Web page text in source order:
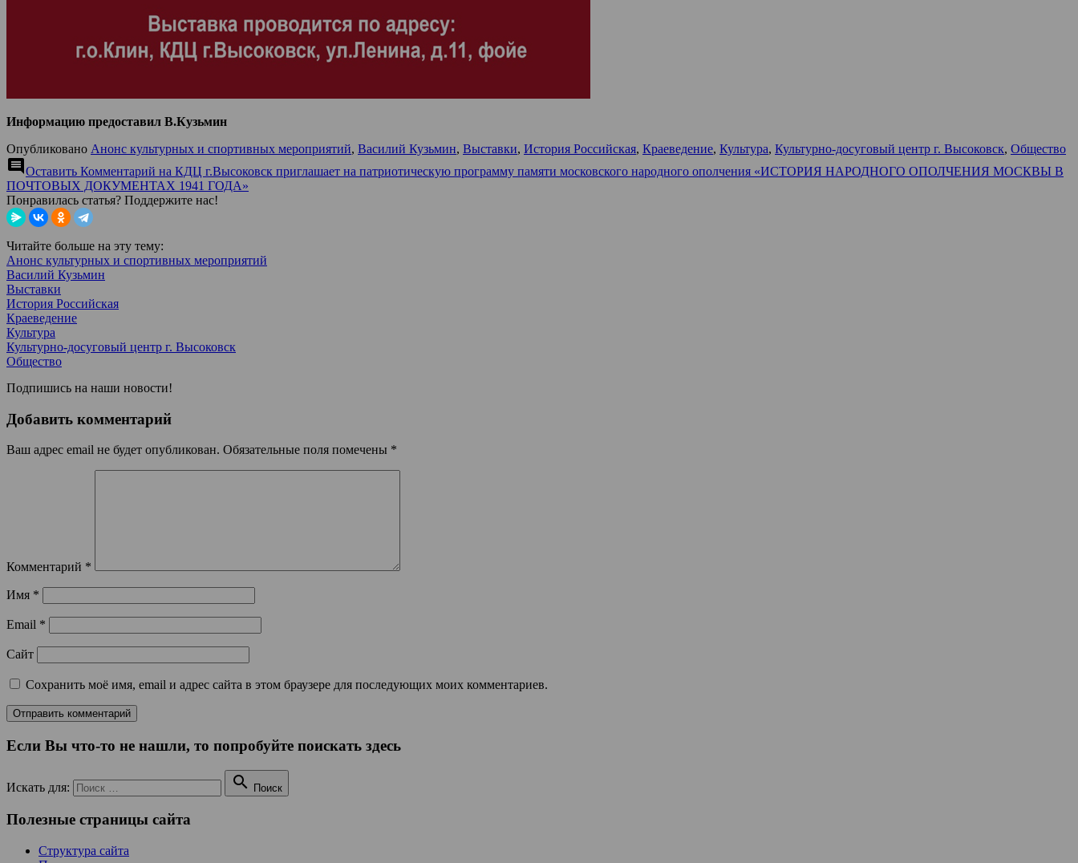
Информацию предоставил В.Кузьмин
Опубликовано Анонс культурных и спортивных мероприятий, Василий Кузьмин, Выставки, История Российская, Краеведение, Культура, Культурно-досуговый центр г. Высоковск, Общество
comment Оставить Комментарий на КДЦ г.Высоковск приглашает на патриотическую программу памяти московского народного ополчения «ИСТОРИЯ НАРОДНОГО ОПОЛЧЕНИЯ МОСКВЫ В
ПОЧТОВЫХ ДОКУМЕНТАХ 1941 ГОДА»
Понравилась статья? Поддержите нас!
Читайте больше на эту тему:
Анонс культурных и спортивных мероприятий
Василий Кузьмин
Выставки
История Российская
Краеведение
Культура
Культурно-досуговый центр г. Высоковск
Общество
Подпишись на наши новости!
Добавить комментарий
Ваш адрес email не будет опубликован. Обязательные поля помечены *
Комментарий *
Имя *
Email *
Сайт
Сохранить моё имя, email и адрес сайта в этом браузере для последующих моих комментариев.
Если Вы что-то не нашли, то попробуйте поискать здесь
Искать для:  Поиск
Полезные страницы сайта
Структура сайта